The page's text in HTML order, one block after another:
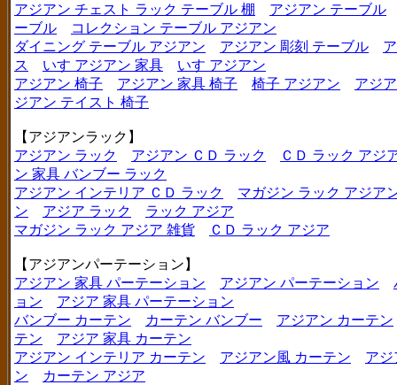
アジアン チェスト ラック テーブル 棚
アジアン テーブル
ーブル
コレクション テーブル アジアン
ダイニング テーブル アジアン
アジアン 彫刻 テーブル
ス
いす アジアン 家具
いす アジアン
アジアン 椅子
アジアン 家具 椅子 椅子 アジアン
アジ
ジアン テイスト 椅子
【アジアンラック】
アジアン ラック
アジアン ＣＤ ラック
ＣＤ ラック アジ
ン 家具 バンブー ラック
アジアン インテリア ＣＤ ラック
マガジン ラック アジア
ン
アジア ラック
ラック アジア
マガジン ラック アジア 雑貨
ＣＤ ラック アジア
【アジアンパーテーション】
アジアン 家具 パーテーション
アジアン パーテーション
ョン
アジア 家具 パーテーション
バンブー カーテン
カーテン バンブー
アジアン カーテン
テン
アジア 家具 カーテン
アジアン インテリア カーテン
アジアン風 カーテン
アジ
ン
カーテン アジア